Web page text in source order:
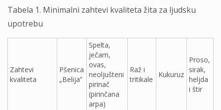
Tabela 1. Minimalni zahtevi kvaliteta žita za lјudsku
upotrebu
Zahtevi
kvaliteta
Pšenica
„Belija”
Spelta,
ječam,
ovas,
neoljušteni
pirinač
(pirinčana
arpa)
Raž i
tritikale
Kukuruz
Proso,
sirak,
heljda
i štir